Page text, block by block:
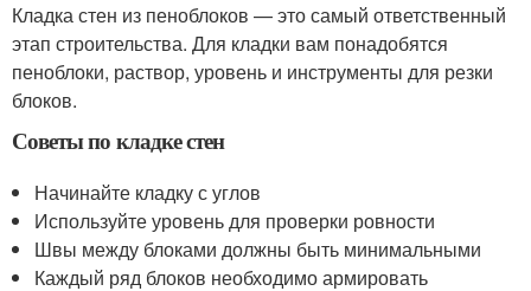
Кладка стен из пеноблоков — это самый ответственный
этап строительства. Для кладки вам понадобятся
пеноблоки, раствор, уровень и инструменты для резки
блоков.
Советы по кладке стен
Начинайте кладку с углов
Используйте уровень для проверки ровности
Швы между блоками должны быть минимальными
Каждый ряд блоков необходимо армировать